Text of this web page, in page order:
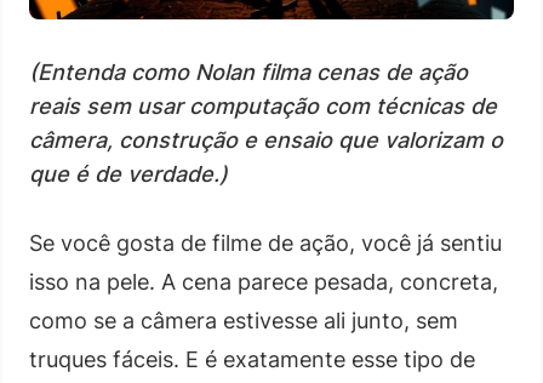
(Entenda como Nolan filma cenas de ação
reais sem usar computação com técnicas de
câmera, construção e ensaio que valorizam o
que é de verdade.)
Se você gosta de filme de ação, você já sentiu
isso na pele. A cena parece pesada, concreta,
como se a câmera estivesse ali junto, sem
truques fáceis. E é exatamente esse tipo de